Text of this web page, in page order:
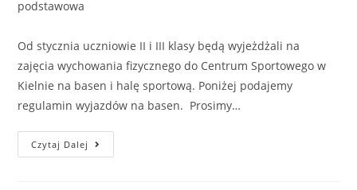
podstawowa
Od stycznia uczniowie II i III klasy będą wyjeżdżali na
zajęcia wychowania fizycznego do Centrum Sportowego w
Kielnie na basen i halę sportową. Poniżej podajemy
regulamin wyjazdów na basen. Prosimy…
Czytaj Dalej